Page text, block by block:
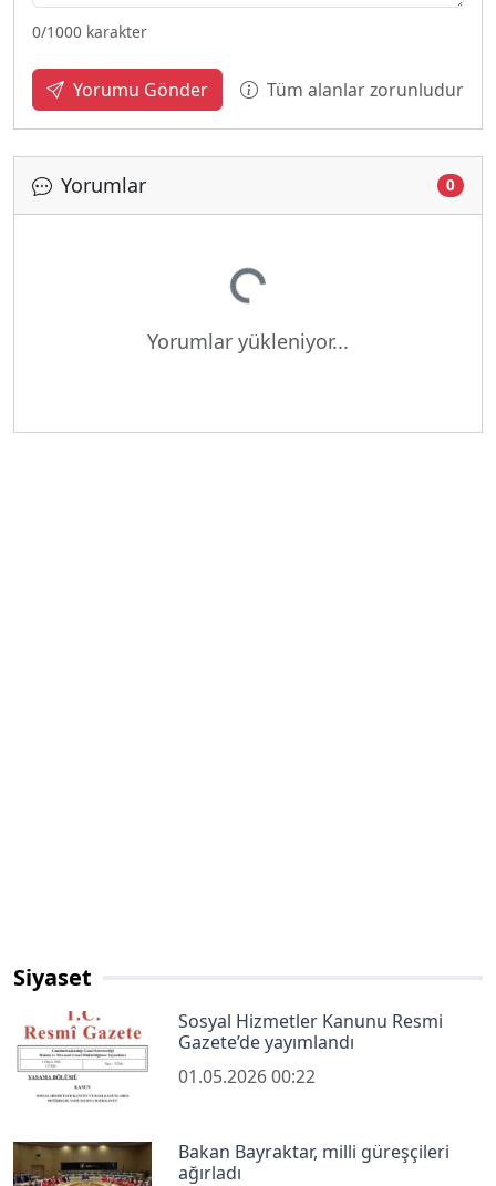
0/1000 karakter
Yorumu Gönder Tüm alanlar zorunludur
Yorumlar 0
Yükleniyor...
Yorumlar yükleniyor...
Siyaset
Sosyal Hizmetler Kanunu Resmi
Gazete’de yayımlandı
01.05.2026 00:22
Bakan Bayraktar, milli güreşçileri
ağırladı